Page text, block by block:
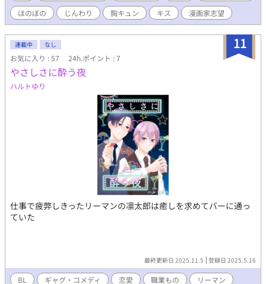
ほのぼの
じんわり 胸キュン キス 漫画家志望
11
連載中 なし
お気に入り : 57 24h.ポイント : 7
やさしさに酔う夜
ハルトゆり
仕事で疲弊しきったリーマンの凛太郎は癒しを求めてバーに通っ
ていた
最終更新日 2025.11.5 登録日 2025.5.16
BL ギャグ・コメディ 恋愛 職業もの
リーマン